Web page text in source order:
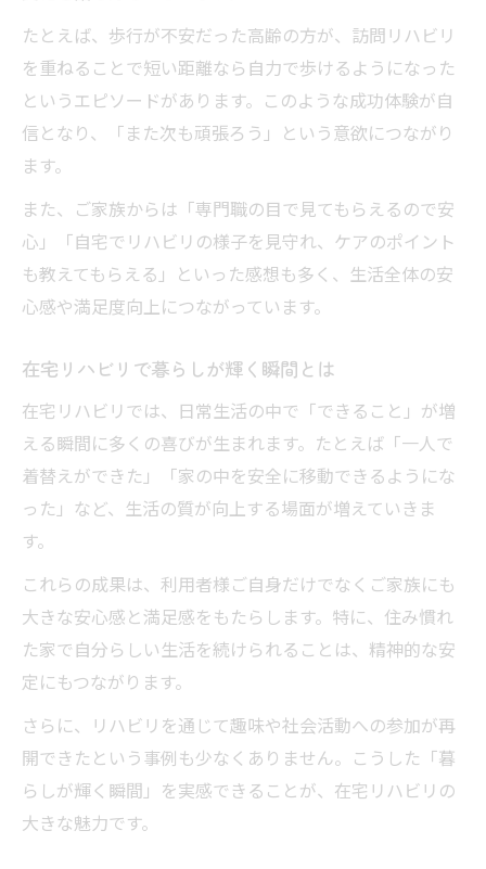
たとえば、歩行が不安だった高齢の方が、訪問リハビリ
を重ねることで短い距離なら自力で歩けるようになった
というエピソードがあります。このような成功体験が自
信となり、「また次も頑張ろう」という意欲につながり
ます。
また、ご家族からは「専門職の目で見てもらえるので安
心」「自宅でリハビリの様子を見守れ、ケアのポイント
も教えてもらえる」といった感想も多く、生活全体の安
心感や満足度向上につながっています。
在宅リハビリで暮らしが輝く瞬間とは
在宅リハビリでは、日常生活の中で「できること」が増
える瞬間に多くの喜びが生まれます。たとえば「一人で
着替えができた」「家の中を安全に移動できるようにな
った」など、生活の質が向上する場面が増えていきま
す。
これらの成果は、利用者様ご自身だけでなくご家族にも
大きな安心感と満足感をもたらします。特に、住み慣れ
た家で自分らしい生活を続けられることは、精神的な安
定にもつながります。
さらに、リハビリを通じて趣味や社会活動への参加が再
開できたという事例も少なくありません。こうした「暮
らしが輝く瞬間」を実感できることが、在宅リハビリの
大きな魅力です。